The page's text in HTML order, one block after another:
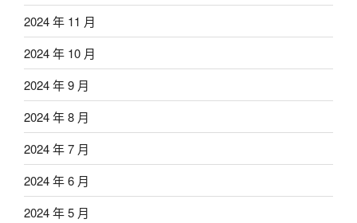
2024 年 11 月
2024 年 10 月
2024 年 9 月
2024 年 8 月
2024 年 7 月
2024 年 6 月
2024 年 5 月